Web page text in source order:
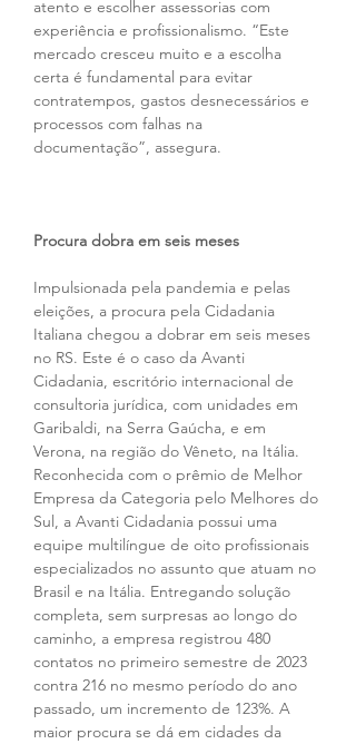
atento e escolher assessorias com
experiência e profissionalismo. “Este
mercado cresceu muito e a escolha
certa é fundamental para evitar
contratempos, gastos desnecessários e
processos com falhas na
documentação”, assegura.
Procura dobra em seis meses
Impulsionada pela pandemia e pelas
eleições, a procura pela Cidadania
Italiana chegou a dobrar em seis meses
no RS. Este é o caso da Avanti
Cidadania, escritório internacional de
consultoria jurídica, com unidades em
Garibaldi, na Serra Gaúcha, e em
Verona, na região do Vêneto, na Itália.
Reconhecida com o prêmio de Melhor
Empresa da Categoria pelo Melhores do
Sul, a Avanti Cidadania possui uma
equipe multilíngue de oito profissionais
especializados no assunto que atuam no
Brasil e na Itália. Entregando solução
completa, sem surpresas ao longo do
caminho, a empresa registrou 480
contatos no primeiro semestre de 2023
contra 216 no mesmo período do ano
passado, um incremento de 123%. A
maior procura se dá em cidades da